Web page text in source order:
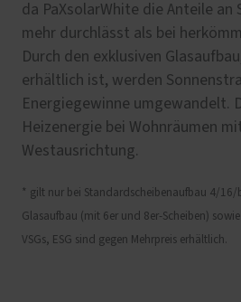
da PaXsolarWhite die Anteile an
mehr durchlässt als bei
Durch den exklusiven
erhältlich ist, werden
Energiegewinne umgewandelt.
Heizenergie bei Wohnräumen
Westausrichtung.
* gilt nur bei Standardscheibenaufbau 4/
Glasaufbau (mit 6er und 8er-Scheiben)
VSGs, ESG sind gegen Mehrpreis erhältlich.